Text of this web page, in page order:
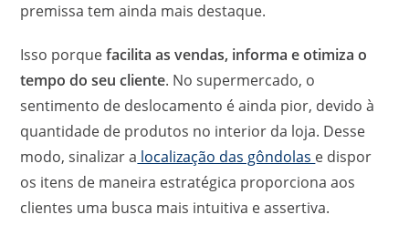
premissa tem ainda mais destaque.
Isso porquefacilita as vendas, informa e otimiza o
tempo do seu cliente. No supermercado, o
sentimento de deslocamento é ainda pior, devido à
quantidade de produtos no interior da loja. Desse
modo, sinalizar a localização das gôndolas e dispor
os itens de maneira estratégica proporciona aos
clientes uma busca mais intuitiva e assertiva.